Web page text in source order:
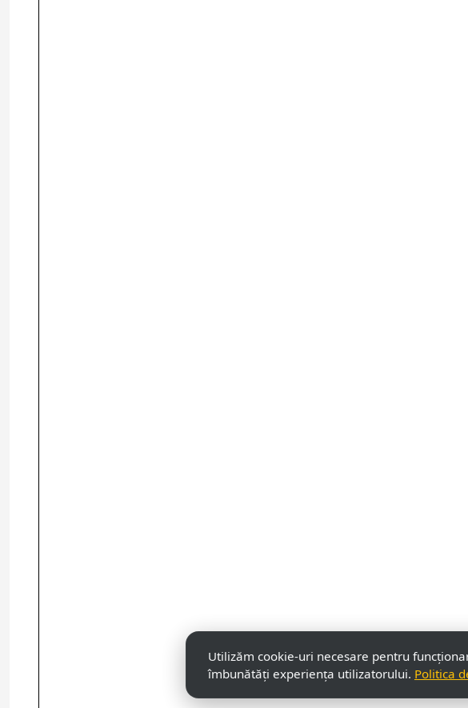
Utilizăm cookie-uri necesare pentru
îmbunătăți experiența utilizatorului. Politica